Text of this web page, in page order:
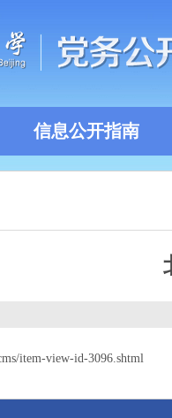
信息公开指南
item-view-id-3096.shtml